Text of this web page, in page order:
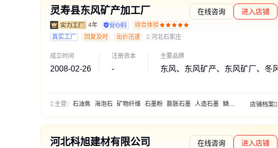
灵寿县东风矿产加工厂
4年 综合体验
在线咨询 进入店铺
真实工厂 回复及时 出价迅速 河北石家庄
成立时间
2008-02-26
注册资本
-
主要品牌
东风、东风矿产、东风矿厂、冬风
主营： 石油焦 海泡石 矿物纤维 石墨粉 膨胀石墨 人造石墨 鳞片石墨 云母 蛭石
店铺档案
河北科旭建材有限公司 在线咨询 进入店铺